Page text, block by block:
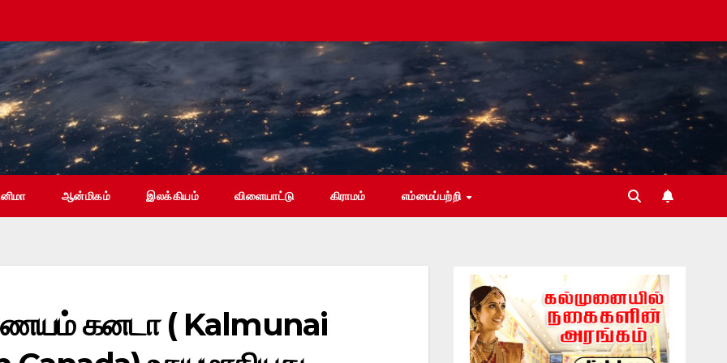
ஆன்மிகம் இலக்கியம் விளையாட்டு கிராமம் எம்மைப்பற்றி
கனடா ( Kalmunai